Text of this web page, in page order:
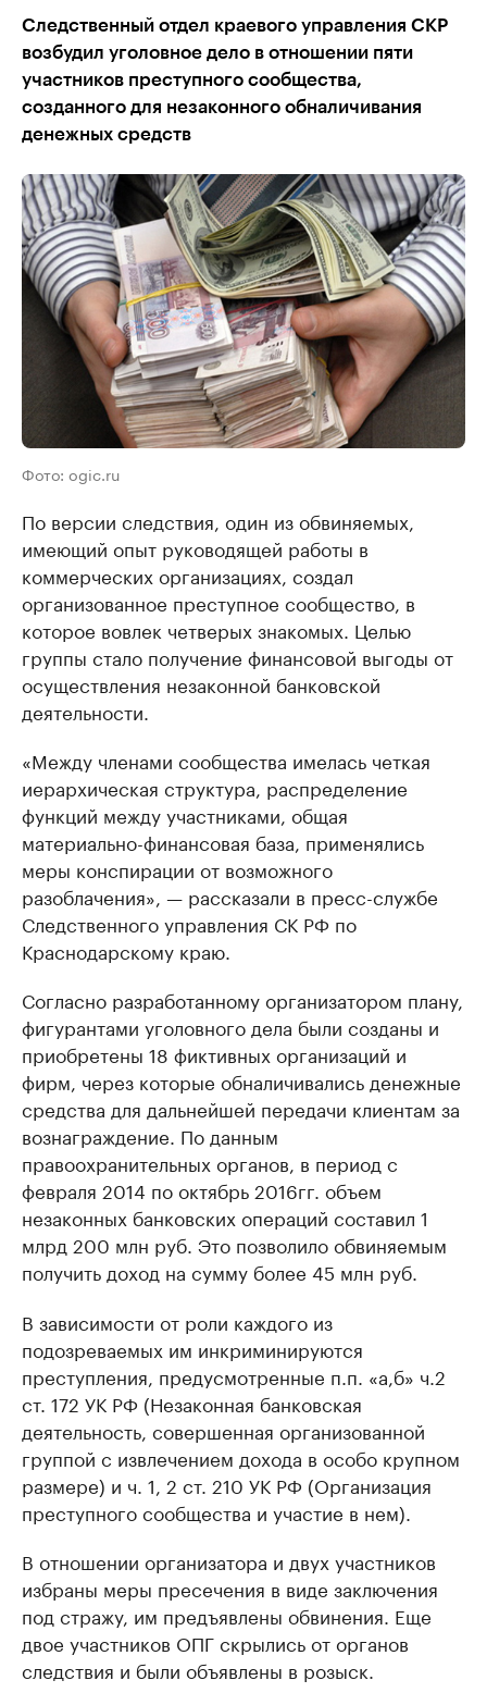
Следственный отдел краевого управления СКР
возбудил уголовное дело в отношении пяти
участников преступного сообщества,
созданного для незаконного обналичивания
денежных средств
Фото: ogic.ru
По версии следствия, один из обвиняемых,
имеющий опыт руководящей работы в
коммерческих организациях, создал
организованное преступное сообщество, в
которое вовлек четверых знакомых. Целью
группы стало получение финансовой выгоды от
осуществления незаконной банковской
деятельности.
«Между членами сообщества имелась четкая
иерархическая структура, распределение
функций между участниками, общая
материально-финансовая база, применялись
меры конспирации от возможного
разоблачения», — рассказали в пресс-службе
Следственного управления СК РФ по
Краснодарскому краю.
Согласно разработанному организатором плану,
фигурантами уголовного дела были созданы и
приобретены 18 фиктивных организаций и
фирм, через которые обналичивались денежные
средства для дальнейшей передачи клиентам за
вознаграждение. По данным
правоохранительных органов, в период с
февраля 2014 по октябрь 2016гг. объем
незаконных банковских операций составил 1
млрд 200 млн руб. Это позволило обвиняемым
получить доход на сумму более 45 млн руб.
В зависимости от роли каждого из
подозреваемых им инкриминируются
преступления, предусмотренные п.п. «а,б» ч.2
ст. 172 УК РФ (Незаконная банковская
деятельность, совершенная организованной
группой с извлечением дохода в особо крупном
размере) и ч. 1, 2 ст. 210 УК РФ (Организация
преступного сообщества и участие в нем).
В отношении организатора и двух участников
избраны меры пресечения в виде заключения
под стражу, им предъявлены обвинения. Еще
двое участников ОПГ скрылись от органов
следствия и были объявлены в розыск.